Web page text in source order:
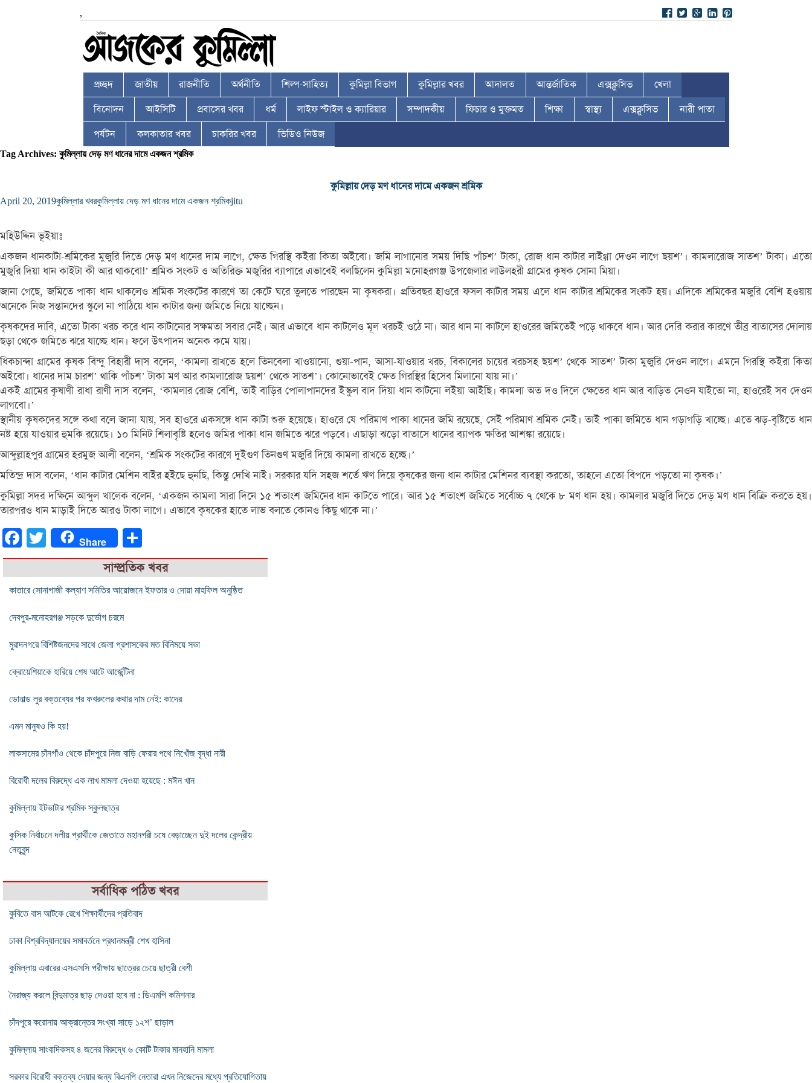
,
প্রচ্ছদ জাতীয় রাজনীতি অর্থনীতি শিল্প-সাহিত্য কুমিল্লা বিভাগ কুমিল্লার খবর আদালত আন্তর্জাতিক এক্সক্লুসিভ খেলা
বিনোদন আইসিটি প্রবাসের খবর ধর্ম লাইফ স্টাইল ও ক্যারিয়ার সম্পাদকীয় ফিচার ও মুক্তমত শিক্ষা স্বাস্থ্য এক্সক্লুসিভ নারী পাতা
পর্যটন কলকাতার খবর চাকরির খবর ভিডিও নিউজ
Tag Archives: কুমিল্লায় দেড় মণ ধানের দামে একজন শ্রমিক
কুমিল্লায় দেড় মণ ধানের দামে একজন শ্রমিক
April 20, 2019কুমিল্লার খবরকুমিল্লায় দেড় মণ ধানের দামে একজন শ্রমিকjitu
মহিউদ্দিন ভূইয়াঃ
একজন ধানকাটা-শ্রমিকের মুজুরি দিতে দেড় মণ ধানের দাম লাগে, ক্ষেত গিরস্থি কইরা কিতা অইবো। জমি লাগানোর সময় দিছি পাঁচশ’ টাকা, রোজ ধান কাটার লাইগ্গা দেওন লাগে ছয়শ’। কামলারোজ সাতশ’ টাকা। এতো
মুজুরি দিয়া ধান কাইটা কী আর থাকবো!’ শ্রমিক সংকট ও অতিরিক্ত মজুরির ব্যাপারে এভাবেই বলছিলেন কুমিল্লা মনোহরগঞ্জ উপজেলার লাউলহরী গ্রামের কৃষক সোনা মিয়া।
জানা গেছে, জমিতে পাকা ধান থাকলেও শ্রমিক সংকটের কারণে তা কেটে ঘরে তুলতে পারছেন না কৃষকরা। প্রতিবছর হাওরে ফসল কাটার সময় এলে ধান কাটার শ্রমিকের সংকট হয়। এদিকে শ্রমিকের মজুরি বেশি হওয়ায়
অনেকে নিজ সন্তানদের স্কুলে না পাঠিয়ে ধান কাটার জন্য জমিতে নিয়ে যাচ্ছেন।
কৃষকদের দাবি, এতো টাকা খরচ করে ধান কাটানোর সক্ষমতা সবার নেই। আর এভাবে ধান কাটলেও মূল খরচই ওঠে না। আর ধান না কাটলে হাওরের জমিতেই পড়ে থাকবে ধান। আর দেরি করার কারণে তীব্র বাতাসের দোলায়
ছড়া থেকে জমিতে ঝরে যাচ্ছে ধান। ফলে উৎপাদন অনেক কমে যায়।
ধিকচান্দা গ্রামের কৃষক বিন্দু বিহারী দাস বলেন, ‘কামলা রাখতে হলে তিনবেলা খাওয়ানো, গুয়া-পান, আসা-যাওয়ার খরচ, বিকালের চায়ের খরচসহ ছয়শ’ থেকে সাতশ’ টাকা মুজুরি দেওন লাগে। এমনে গিরস্থি কইরা কিতা
অইবো। ধানের দাম চারশ’ থাকি পাঁচশ’ টাকা মণ আর কামলারোজ ছয়শ’ থেকে সাতশ’। কোনোভাবেই ক্ষেত গিরস্থির হিসেব মিলানো যায় না।’
একই গ্রামের কৃষাণী রাধা রাণী দাস বলেন, ‘কামলার রোজ বেশি, তাই বাড়ির পোলাপানদের ইস্কুল বাদ দিয়া ধান কাটনো লইয়া আইছি। কামলা অত দও দিলে ক্ষেতের ধান আর বাড়িত নেওন যাইতো না, হাওরেই সব দেওন
লাগবো।’
স্থানীয় কৃষকদের সঙ্গে কথা বলে জানা যায়, সব হাওরে একসঙ্গে ধান কাটা শুরু হয়েছে। হাওরে যে পরিমাণ পাকা ধানের জমি রয়েছে, সেই পরিমাণ শ্রমিক নেই। তাই পাকা জমিতে ধান গড়াগড়ি খাচ্ছে। এতে ঝড়-বৃষ্টিতে ধান
নষ্ট হয়ে যাওয়ার হুমকি রয়েছে। ১০ মিনিট শিলাবৃষ্টি হলেও জমির পাকা ধান জমিতে ঝরে পড়বে। এছাড়া ঝড়ো বাতাসে ধানের ব্যাপক ক্ষতির আশঙ্কা রয়েছে।
আব্দুল্লাহপুর গ্রামের হরমুজ আলী বলেন, ‘শ্রমিক সংকটের কারণে দুইগুণ তিনগুণ মজুরি দিয়ে কামলা রাখতে হচ্ছে।’
মতিন্দ্র দাস বলেন, ‘ধান কাটার মেশিন বাইর হইছে হুনছি, কিন্তু দেখি নাই। সরকার যদি সহজ শর্তে ঋণ দিয়ে কৃষকের জন্য ধান কাটার মেশিনর ব্যবস্থা করতো, তাহলে এতো বিপদে পড়তো না কৃষক।’
কুমিল্লা সদর দক্ষিনে আব্দুল খালেক বলেন, ‘একজন কামলা সারা দিনে ১৫ শতাংশ জমিনের ধান কাটতে পারে। আর ১৫ শতাংশ জমিতে সর্বোচ্চ ৭ থেকে ৮ মণ ধান হয়। কামলার মজুরি দিতে দেড় মণ ধান বিক্রি করতে হয়।
তারপরও ধান মাড়াই দিতে আরও টাকা লাগে। এভাবে কৃষকের হাতে লাভ বলতে কোনও কিছু থাকে না।’
FacebookTwitter Share
সাম্প্রতিক খবর
কাতারে সোনাগাজী কল্যাণ সমিতির আয়োজনে ইফতার ও দোয়া মাহফিল অনুষ্ঠিত
দেবপুর-মনোহরগঞ্জ সড়কে দুর্ভোগ চরমে
মুরাদনগরে বিশিষ্টজনদের সাথে জেলা প্রশাসকের মত বিনিময়ে সভা
ক্রোয়েশিয়াকে হারিয়ে শেষ আটে আর্জেন্টিনা
ডোনাল্ড লুর বক্তব্যের পর ফখরুলের কথার দাম নেই: কাদের
এমন মানুষও কি হয়!
লাকসামের চাঁনগাঁও থেকে চাঁদপুরে নিজ বাড়ি ফেরার পথে নিখোঁজ বৃদ্ধা নারী
বিরোধী দলের বিরুদ্ধে এক লাখ মামলা দেওয়া হয়েছে : মঈন খান
কুমিল্লায় ইটভাটার শ্রমিক স্কুলছাত্র
কুসিক নির্বাচনে দলীয় প্রার্থীকে জেতাতে মহানগরী চষে বেড়াচ্ছেন দুই দলের কেন্দ্রীয়
নেতৃবৃন্দ
সর্বাধিক পঠিত খবর
কুবিতে বাস আটকে রেখে শিক্ষার্থীদের প্রতিবাদ
ঢাকা বিশ্ববিদ্যালয়ের সমাবর্তনে প্রধানমন্ত্রী শেখ হাসিনা
কুমিল্লায় এবারের এসএসসি পরীক্ষায় ছাত্রের চেয়ে ছাত্রী বেশী
নৈরাজ্য করলে বিন্দুমাত্র ছাড় দেওয়া হবে না : ডিএমপি কমিশনার
চাঁদপুরে করোনায় আক্রান্তের সংখ্যা সাড়ে ১২শ’ ছাড়াল
কুমিল্লায় সাংবাদিকসহ ৪ জনের বিরুদ্ধে ৬ কোটি টাকার মানহানি মামলা
সরকার বিরোধী বক্তব্য দেয়ার জন্য বিএনপি নেতারা এখন নিজেদের মধ্যে প্রতিযোগিতায়